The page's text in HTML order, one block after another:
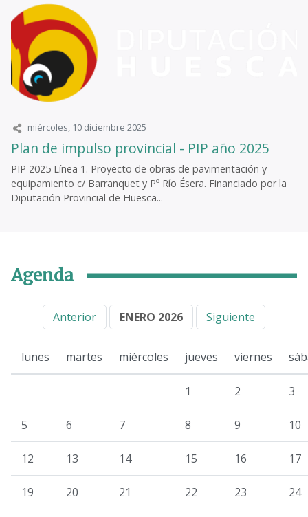
miércoles, 10 diciembre 2025
Plan de impulso provincial - PIP año 2025
PIP 2025 Línea 1. Proyecto de obras de pavimentación y
equipamiento c/ Barranquet y Pº Río Ésera. Financiado por la
Diputación Provincial de Huesca...
Agenda
Anterior ENERO 2026 Siguiente
lunes martes miércoles jueves viernes
1 2 3
5 6 7 8 9 10
12 13 14 15 16 17
19 20 21 22 23 24